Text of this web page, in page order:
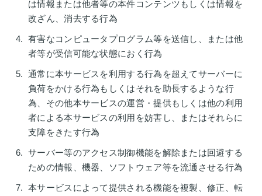
は情報または他者等の本件コンテンツもしくは情報を
改ざん、消去する行為
有害なコンピュータプログラム等を送信し、または他
者等が受信可能な状態におく行為
通常に本サービスを利用する行為を超えてサーバーに
負荷をかける行為もしくはそれを助長するような行
為、その他本サービスの運営・提供もしくは他の利用
者による本サービスの利用を妨害し、またはそれらに
支障をきたす行為
サーバー等のアクセス制御機能を解除または回避する
ための情報、機器、ソフトウェア等を流通させる行為
本サービスによって提供される機能を複製、修正、転